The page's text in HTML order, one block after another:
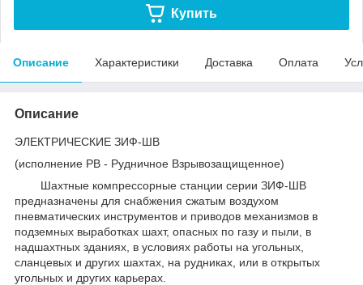
Купить
Описание Характеристики Доставка Оплата
Описание
ЭЛЕКТРИЧЕСКИЕ ЗИФ-ШВ
(исполнение РВ - Рудничное Взрывозащищенное)
Шахтные компрессорные станции серии ЗИФ-ШВ
предназначены для снабжения сжатым воздухом
пневматических инструментов и приводов механизмов в
подземных выработках шахт, опасных по газу и пыли, в
надшахтных зданиях, в условиях работы на угольных,
сланцевых и других шахтах, на рудниках, или в открытых
угольных и других карьерах.